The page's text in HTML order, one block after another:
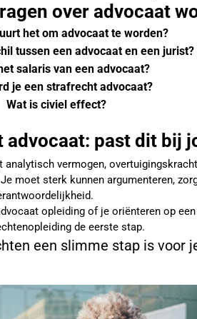
over advocaat
het om advocaat te worden?
tussen een advocaat en een jurist?
salaris van een advocaat?
je een strafrecht advocaat?
Wat is civiel effect?
advocaat: past dit bij
analytisch vermogen,
moet sterk kunnen argumenteren,
opleiding of je oriënteren op
de eerste stap.
een slimme stap is voor